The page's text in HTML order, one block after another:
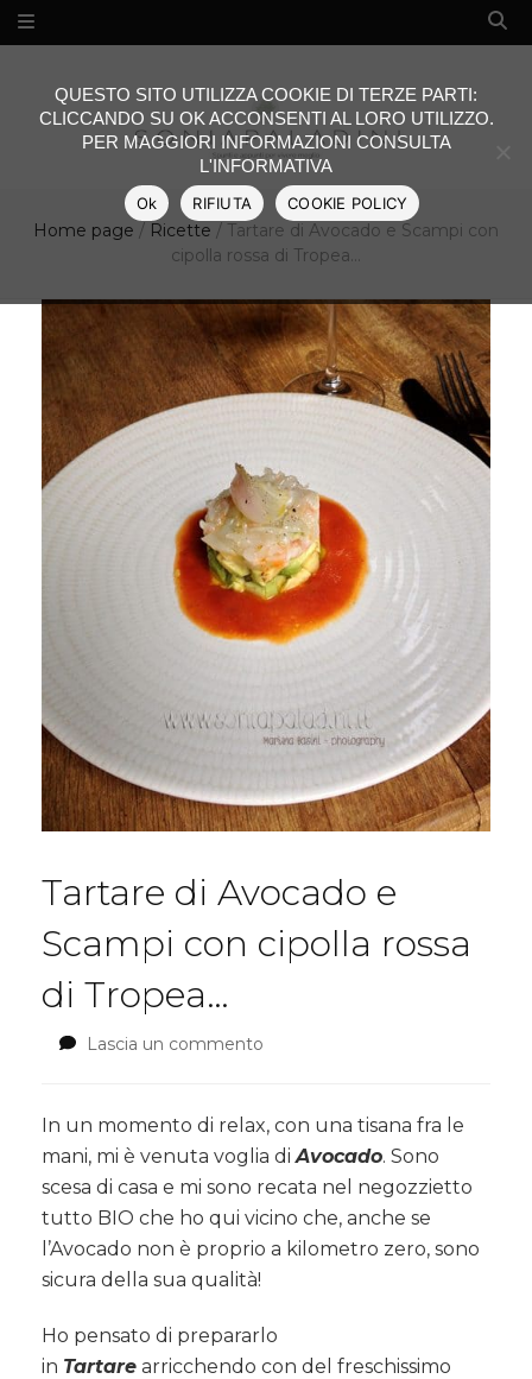
Home page / Ricette / Tartare di Avocado e Scampi con
cipolla rossa di Tropea…
Tartare di Avocado e
Scampi con cipolla rossa
di Tropea…
Lascia un commento
Avocado
Scampi
con
cipolla
rossa
In un momento di relax, con una tisana fra le
mani, mi è venuta voglia diAvocado. Sono
scesa di casa e mi sono recata nel negozzietto
tutto BIO che ho qui vicino che, anche se
l’Avocado non è proprio a kilometro zero, sono
sicura della sua qualità!
Ho pensato di prepararlo
in Tartare arricchendo con del freschissimo
QUESTO SITO UTILIZZA COOKIE DI TERZE PARTI:
CLICCANDO SU OK ACCONSENTI AL LORO UTILIZZO.
PER MAGGIORI INFORMAZIONI CONSULTA
L'INFORMATIVA
Ok RIFIUTA COOKIE POLICY